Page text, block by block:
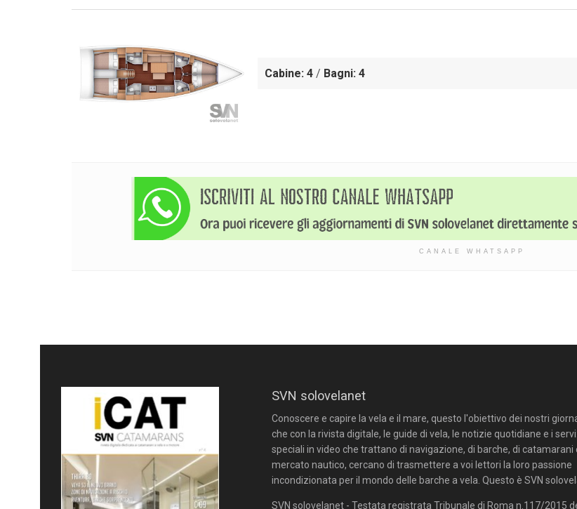
Cabine: 4 / Bagni: 4
CANALE WHATSAPP
SVN solovelanet
Conoscere e capire la vela e il mare, questo l'obiettivo dei nostri
che con la rivista digitale, le guide di vela, le notizie quotidiane e i
speciali in video che trattano di navigazione, di barche, di catamarani
mercato nautico, cercano di trasmettere a voi lettori la loro passione
incondizionata per il mondo delle barche a vela. Questo è SVN
SVN solovelanet - Testata registrata Tribunale di Roma n.117/2015